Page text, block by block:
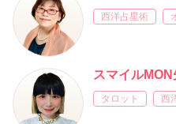
西洋占星術
スマイルMON
タロット 西